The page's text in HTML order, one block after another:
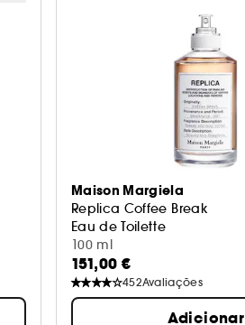
Maison Margiela
Replica Coffee Break
Eau de Toilette
100 ml
151,00 €
452Avaliações
Adicionar